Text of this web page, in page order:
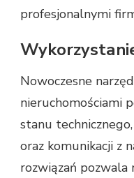
profesjonalnymi
Nowoczesne
nieruchomościami
stanu
oraz komunikacji z
rozwiązań pozwala